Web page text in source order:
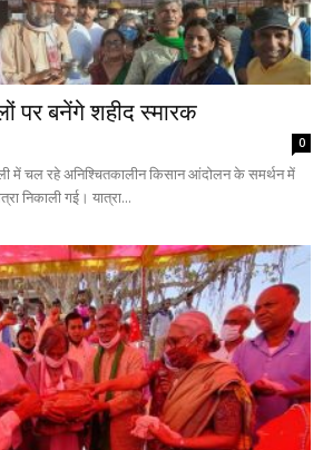
पर बनेंगे शहीद स्मारक
0
में चल रहे अनिश्चितकालीन किसान आंदोलन के समर्थन में
निकाली गई। यात्रा...